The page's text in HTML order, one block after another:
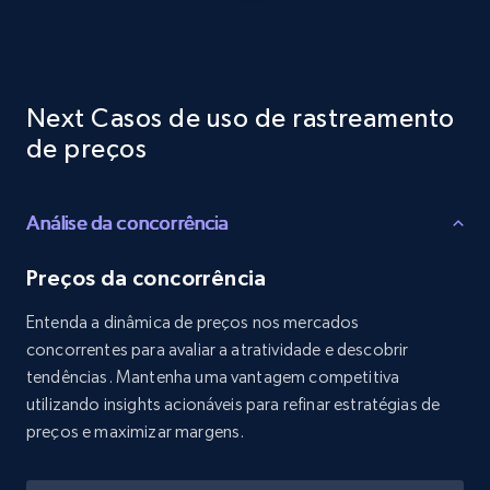
URL, Product id, Listing inventory id, Title, Rating,
price, and more.
1.9K+ 322+ Comece agora
Amazon products search
Next Casos de uso de rastreamento
de preços
Análise da concorrência
Preços da concorrência
Entenda a dinâmica de preços nos mercados
concorrentes para avaliar a atratividade e descobrir
tendências. Mantenha uma vantagem competitiva
utilizando insights acionáveis para refinar estratégias de
preços e maximizar margens.